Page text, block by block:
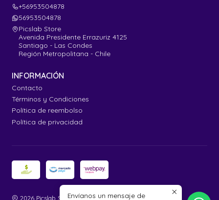
+56953504878
56953504878
Picslab Store
Avenida Presidente Errazuriz 4125
Santiago - Las Condes
Región Metropolitana - Chile
INFORMACIÓN
Contacto
Términos y Condiciones
Política de reembolso
Política de privacidad
2026 Picslab Store.Envíanos un mensaje de